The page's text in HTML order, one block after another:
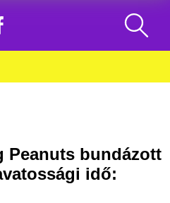
Peanuts bundázott
idő: